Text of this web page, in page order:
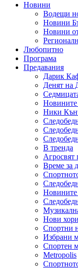
Новини
Водещи
Новини
Новини
Любопитно
Програма
Предавания
Дарик
Денят на
Новините
Ники
В тренда
Агросвят
Време за
Новините
Нови
Спортни
Избрани
Спортен
Metropolis